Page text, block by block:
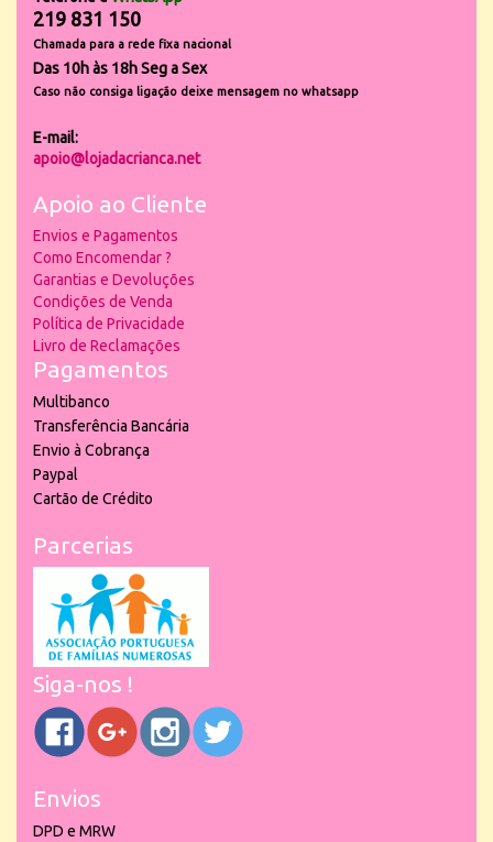
219 831 150
Chamada para a rede fixa nacional
Das 10h às 18h Seg a Sex
Caso não consiga ligação deixe mensagem no whatsapp
E-mail:
apoio@lojadacrianca.net
Apoio ao Cliente
Envios e Pagamentos
Como Encomendar ?
Garantias e Devoluções
Condições de Venda
Política de Privacidade
Livro de Reclamações
Pagamentos
Multibanco
Transferência Bancária
Envio à Cobrança
Paypal
Cartão de Crédito
Parcerias
Siga-nos !
Envios
DPD e MRW